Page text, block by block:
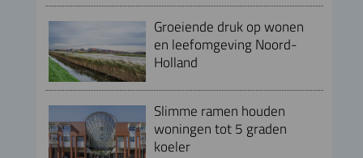
Groeiende druk op wonen
en leefomgeving Noord-
Holland
Slimme ramen houden
woningen tot 5 graden
koeler